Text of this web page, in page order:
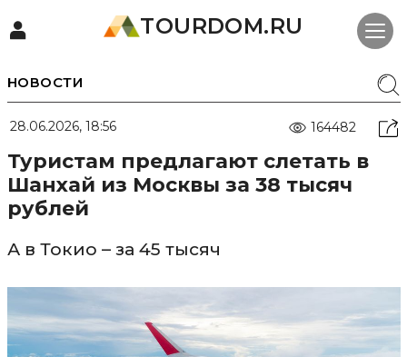
TOURDOM.RU
НОВОСТИ
28.06.2026, 18:56 164482
Туристам предлагают слетать в
Шанхай из Москвы за 38 тысяч
рублей
А в Токио – за 45 тысяч